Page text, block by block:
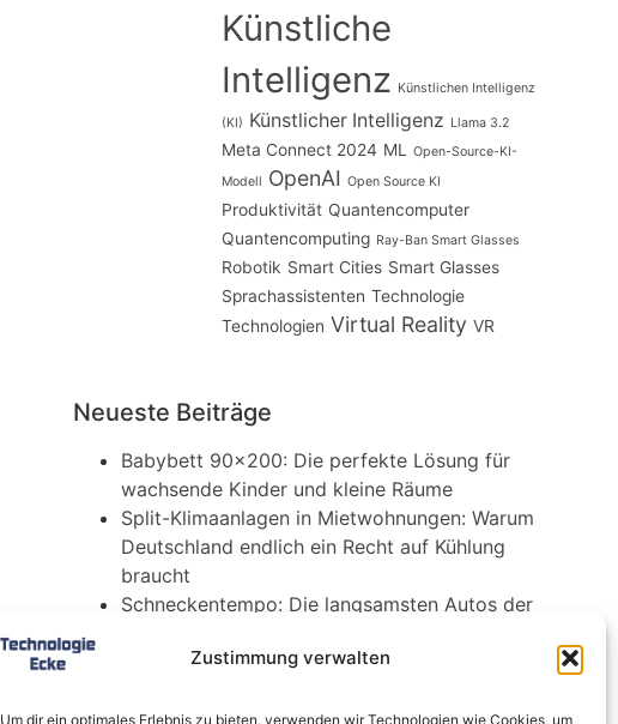
Zustimmung verwalten
Um dir ein optimales Erlebnis zu bieten, verwenden wir Technologien wie Cookies, um
Künstliche
Intelligenz Künstlichen Intelligenz
(KI) Künstlicher Intelligenz Llama 3.2
Meta Connect 2024 ML Open-Source-KI-
Modell OpenAI Open Source KI
Produktivität Quantencomputer
Quantencomputing Ray-Ban Smart Glasses
Robotik Smart Cities Smart Glasses
Sprachassistenten Technologie
Technologien Virtual Reality VR
Neueste Beiträge
Babybett 90×200: Die perfekte Lösung für
wachsende Kinder und kleine Räume
Split-Klimaanlagen in Mietwohnungen: Warum
Deutschland endlich ein Recht auf Kühlung
braucht
Schneckentempo: Die langsamsten Autos der
Ein gefährlicher neuer Ort für Online-